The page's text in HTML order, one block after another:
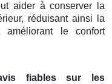
aider à conserver la
réduisant ainsi la
améliorant le confort
fiables sur les